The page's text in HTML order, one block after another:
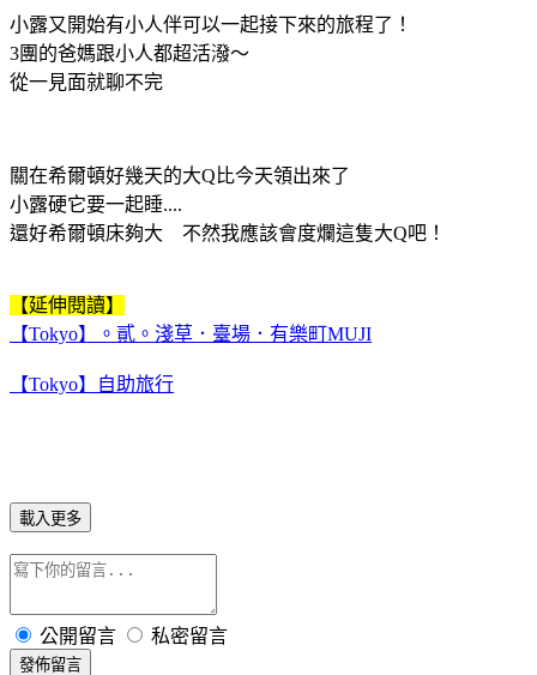
小露又開始有小人伴可以一起接下來的旅程了！
3團的爸媽跟小人都超活潑～
從一見面就聊不完
關在希爾頓好幾天的大Q比今天領出來了
小露硬它要一起睡....
還好希爾頓床夠大 不然我應該會度爛這隻大Q吧！
【延伸閱讀】
【Tokyo】。貳。淺草．臺場．有樂町MUJI
【Tokyo】自助旅行
載入更多
公開留言 私密留言
發佈留言